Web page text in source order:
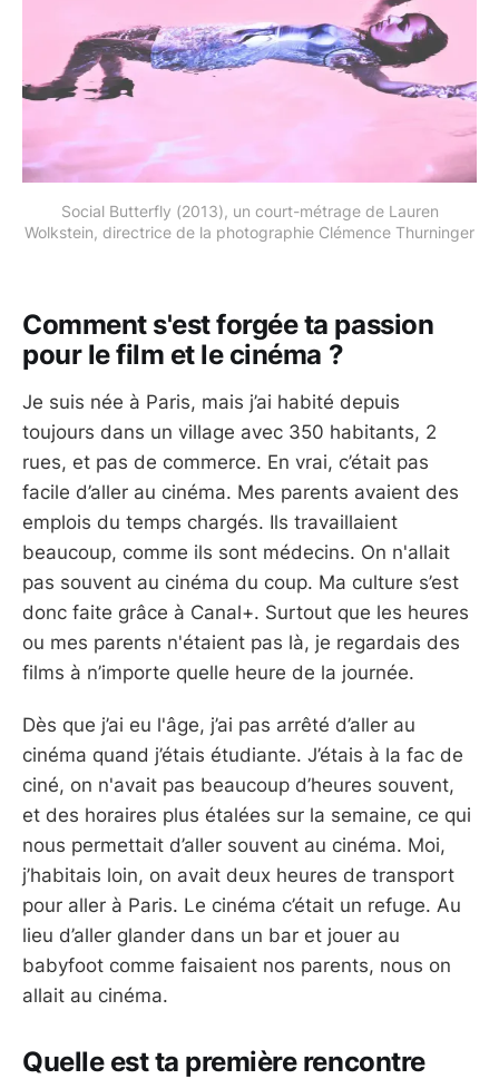
Social Butterfly (2013), un court-métrage de Lauren
Wolkstein, directrice de la photographie Clémence Thurninger
Comment s'est forgée ta passion
pour le film et le cinéma ?
Je suis née à Paris, mais j’ai habité depuis
toujours dans un village avec 350 habitants, 2
rues, et pas de commerce. En vrai, c’était pas
facile d’aller au cinéma. Mes parents avaient des
emplois du temps chargés. Ils travaillaient
beaucoup, comme ils sont médecins. On n'allait
pas souvent au cinéma du coup. Ma culture s’est
donc faite grâce à Canal+. Surtout que les heures
ou mes parents n'étaient pas là, je regardais des
films à n’importe quelle heure de la journée.
Dès que j’ai eu l'âge, j’ai pas arrêté d’aller au
cinéma quand j’étais étudiante. J’étais à la fac de
ciné, on n'avait pas beaucoup d’heures souvent,
et des horaires plus étalées sur la semaine, ce qui
nous permettait d’aller souvent au cinéma. Moi,
j’habitais loin, on avait deux heures de transport
pour aller à Paris. Le cinéma c’était un refuge. Au
lieu d’aller glander dans un bar et jouer au
babyfoot comme faisaient nos parents, nous on
allait au cinéma.
Quelle est ta première rencontre